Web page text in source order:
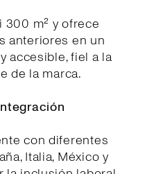
300 m² y ofrece
anteriores en un
accesible, fiel a la
de la marca.
con diferentes
Italia, México y